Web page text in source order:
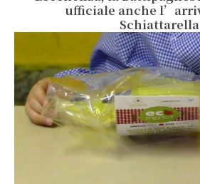
ufficiale anche
Schiattarella